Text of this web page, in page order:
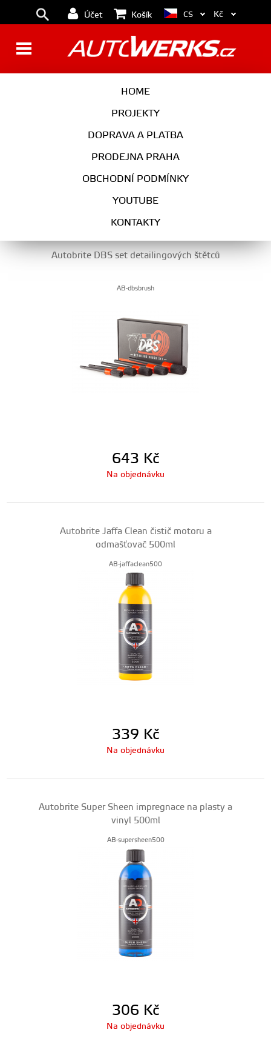
Účet Košík
HOME
PROJEKTY
DOPRAVA A PLATBA
PRODEJNA PRAHA
OBCHODNÍ PODMÍNKY
YOUTUBE
KONTAKTY
CS Kč
ČISTIČE MOTORU, LEŠTĚNKY
NA KOV A DALŠÍ
AUTOKOSMETIKA
ČISTIČE MOTORU, LEŠTĚNKY NA KOV A DALŠÍ
Autobrite DBS set detailingových štětců
AB-dbsbrush
643 Kč
Na objednávku
Autobrite Jaffa Clean čistič motoru a
odmašťovač 500ml
AB-jaffaclean500
339 Kč
Na objednávku
Autobrite Super Sheen impregnace na plasty a
vinyl 500ml
AB-supersheen500
306 Kč
Na objednávku